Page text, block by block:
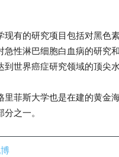
现有的研究项目包括对黑色
急性淋巴细胞白血病的研究
到世界癌症研究领域的顶尖水
里菲斯大学也是在建的黄金
之一。